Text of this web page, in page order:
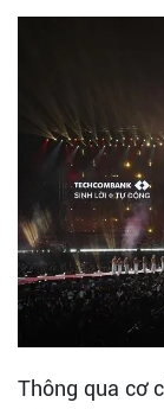
Thông qua cơ